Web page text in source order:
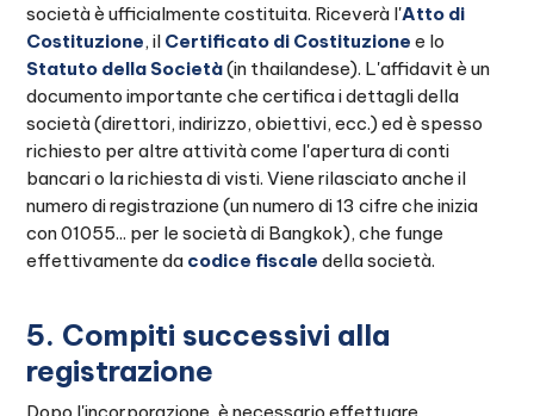
società è ufficialmente costituita. Riceverà l'Atto di
Costituzione, il Certificato di Costituzione e lo
Statuto della Società(in thailandese). L'affidavit è un
documento importante che certifica i dettagli della
società (direttori, indirizzo, obiettivi, ecc.) ed è spesso
richiesto per altre attività come l'apertura di conti
bancari o la richiesta di visti. Viene rilasciato anche il
numero di registrazione (un numero di 13 cifre che inizia
con 01055... per le società di Bangkok), che funge
effettivamente da codice fiscale della società.
5. Compiti successivi alla
registrazione